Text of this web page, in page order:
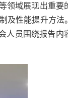
领域展现出重要
及性能提升方法
人员围绕报告内